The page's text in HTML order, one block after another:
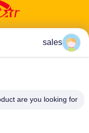
sales
are you looking for?